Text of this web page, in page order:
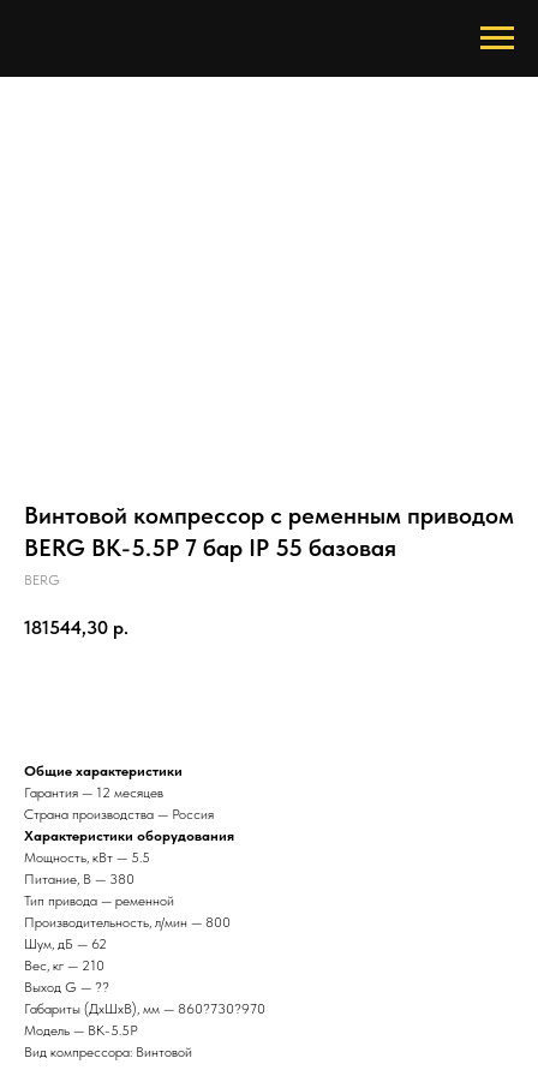
Винтовой компрессор с ременным приводом
BERG ВК-5.5Р 7 бар IP 55 базовая
BERG
181544,30 р.
Общие характеристики
Гарантия — 12 месяцев
Страна производства — Россия
Характеристики оборудования
Мощность, кВт — 5.5
Питание, В — 380
Тип привода — ременной
Производительность, л/мин — 800
Шум, дБ — 62
Вес, кг — 210
Выход G — ??
Габариты (ДхШхВ), мм — 860?730?970
Модель — ВК-5.5Р
Вид компрессора: Винтовой